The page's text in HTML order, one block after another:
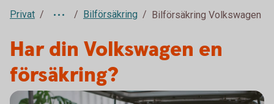
Privat Bilförsäkring Bilförsäkring Volkswagen
Har din Volkswagen en
försäkring?